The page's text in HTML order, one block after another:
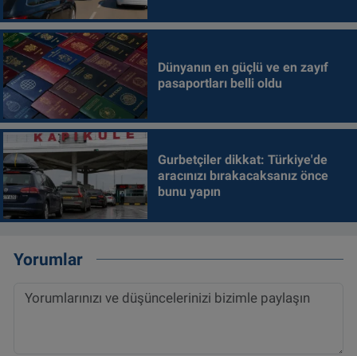
Dünyanın en güçlü ve en zayıf
pasaportları belli oldu
Gurbetçiler dikkat: Türkiye'de
aracınızı bırakacaksanız önce
bunu yapın
Yorumlar